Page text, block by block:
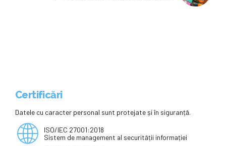
Certificări
Datele cu caracter personal sunt protejate și în siguranță.
ISO/IEC 27001:2018
Sistem de management al securității informației